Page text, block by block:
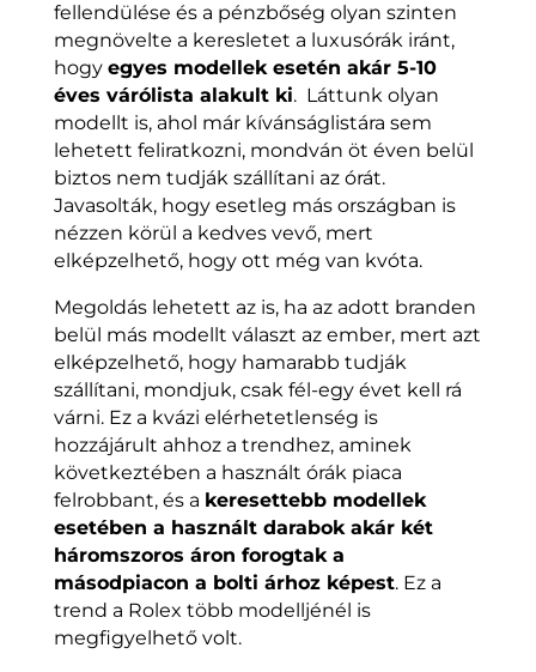
fellendülése és a pénzbőség olyan szinten
megnövelte a keresletet a luxusórák iránt,
hogy egyes modellek esetén akár 5-10
éves várólista alakult ki. Láttunk olyan
modellt is, ahol már kívánságlistára sem
lehetett feliratkozni, mondván öt éven belül
biztos nem tudják szállítani az órát.
Javasolták, hogy esetleg más országban is
nézzen körül a kedves vevő, mert
elképzelhető, hogy ott még van kvóta.
Megoldás lehetett az is, ha az adott branden
belül más modellt választ az ember, mert azt
elképzelhető, hogy hamarabb tudják
szállítani, mondjuk, csak fél-egy évet kell rá
várni. Ez a kvázi elérhetetlenség is
hozzájárult ahhoz a trendhez, aminek
következtében a használt órák piaca
felrobbant, és a keresettebb modellek
esetében a használt darabok akár két
háromszoros áron forogtak a
másodpiacon a bolti árhoz képest. Ez a
trend a Rolex több modelljénél is
megfigyelhető volt.